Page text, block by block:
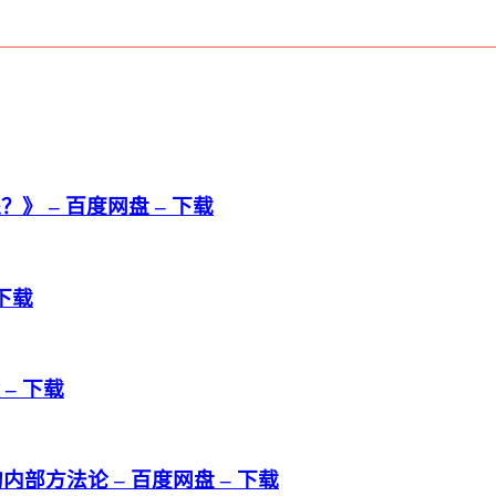
》 – 百度网盘 – 下载
载
下载
部方法论 – 百度网盘 – 下载